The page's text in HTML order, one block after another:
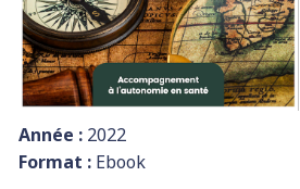
Année : 2022
Format : Ebook